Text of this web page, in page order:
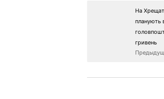
На
планують
гривень